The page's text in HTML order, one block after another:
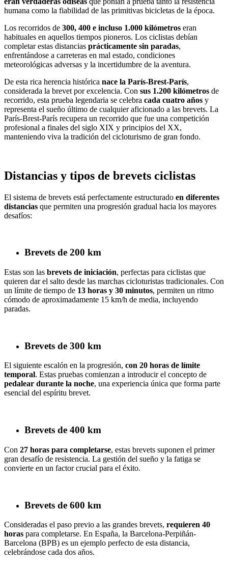
humana como la fiabilidad de las primitivas bicicletas de la época.
Los recorridos de 300, 400 e incluso 1.000 kilómetros eran
habituales en aquellos tiempos pioneros. Los ciclistas debían
completar estas distancias prácticamente sin paradas,
enfrentándose a carreteras en mal estado, condiciones
meteorológicas adversas y la incertidumbre de la aventura.
De esta rica herencia histórica nace la París-Brest-París,
considerada la brevet por excelencia. Con sus 1.200 kilómetros de
recorrido, esta prueba legendaria se celebra cada cuatro años y
representa el sueño último de cualquier aficionado a las brevets. La
París-Brest-París recupera un recorrido que fue una competición
profesional a finales del siglo XIX y principios del XX,
manteniendo viva la tradición del cicloturismo de gran fondo.
Distancias y tipos de brevets ciclistas
El sistema de brevets está perfectamente estructurado en diferentes
distancias que permiten una progresión gradual hacia los mayores
desafíos:
Brevets de 200 km
Estas son las brevets de iniciación, perfectas para ciclistas que
quieren dar el salto desde las marchas cicloturistas tradicionales. Con
un límite de tiempo de 13 horas y 30 minutos, permiten un ritmo
cómodo de aproximadamente 15 km/h de media, incluyendo
paradas.
Brevets de 300 km
El siguiente escalón en la progresión, con 20 horas de límite
temporal. Estas pruebas comienzan a introducir el concepto de
pedalear durante la noche, una experiencia única que forma parte
esencial del espíritu brevet.
Brevets de 400 km
Con 27 horas para completarse, estas brevets suponen el primer
gran desafío de resistencia. La gestión del sueño y la fatiga se
convierte en un factor crucial para el éxito.
Brevets de 600 km
Consideradas el paso previo a las grandes brevets, requieren 40
horas para completarse. En España, la Barcelona-Perpiñán-
Barcelona (BPB) es un ejemplo perfecto de esta distancia,
celebrándose cada dos años.